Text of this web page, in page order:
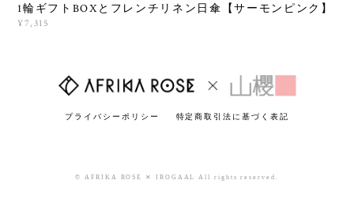
1輪ギフトBOXとフレンチリネン日傘【サーモンピンク】
¥7,315
プライバシーポリシー 特定商取引法に基づく表記
© AFRIKA ROSE ✕ IROGAAL All rights reserved.